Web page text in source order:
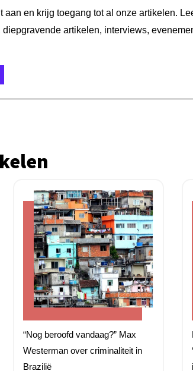
aan en krijg toegang tot al onze artikelen.
artikelen, interviews,
“Nog beroofd vandaag?” Max
Westerman over criminaliteit in
Brazilië